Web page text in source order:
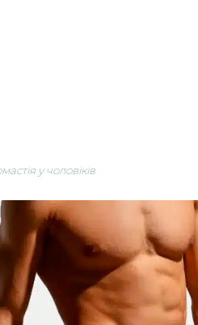
у чоловіків